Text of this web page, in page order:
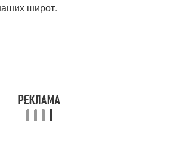
широт.